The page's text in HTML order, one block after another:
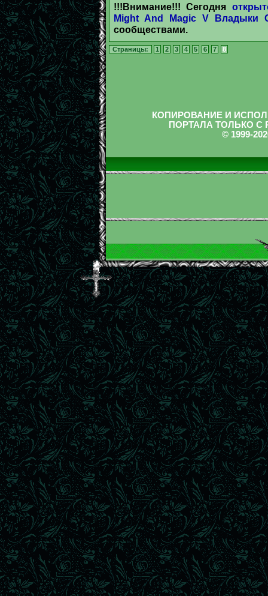
!!!Внимание!!! Сегодня
Might And Magic V Владыки
сообществами.
Страницы: 1 2 3 4 5 6 7 8
КОПИРОВАНИЕ И
ПОРТАЛА ТОЛЬКО
© 1999-